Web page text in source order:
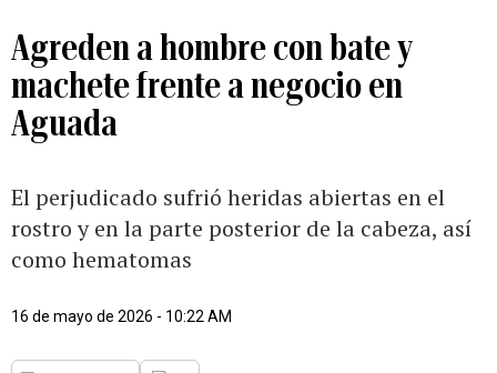
Agreden a hombre con bate y
machete frente a negocio en
Aguada
El perjudicado sufrió heridas abiertas en el
rostro y en la parte posterior de la cabeza, así
como hematomas
16 de mayo de 2026 - 10:22 AM